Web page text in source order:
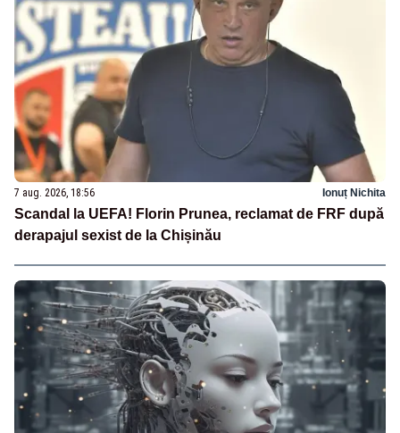
7 aug. 2026, 18:56 Ionuț Nichita
Scandal la UEFA! Florin Prunea, reclamat de FRF după
derapajul sexist de la Chișinău